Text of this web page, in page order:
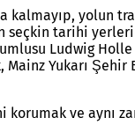
yolun
tarihi
Ludwig
Yukarı
ve aynı